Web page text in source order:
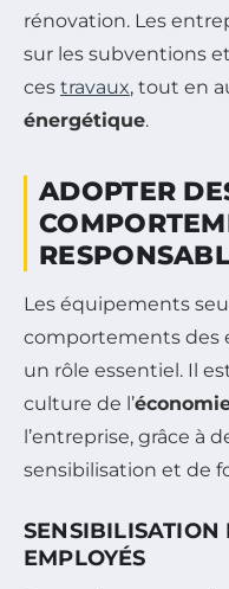
rénovation. Les
sur les subventions
ces travaux, tout en
énergétique.
ADOPTER
Les équipements
comportements des
un rôle essentiel. Il
culture de l’
l’entreprise, grâce à
sensibilisation et de
SENSIBILISATION
EMPLOYÉS